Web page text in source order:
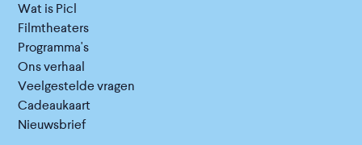
Wat is Picl
Filmtheaters
Programma's
Ons verhaal
Veelgestelde vragen
Cadeaukaart
Nieuwsbrief